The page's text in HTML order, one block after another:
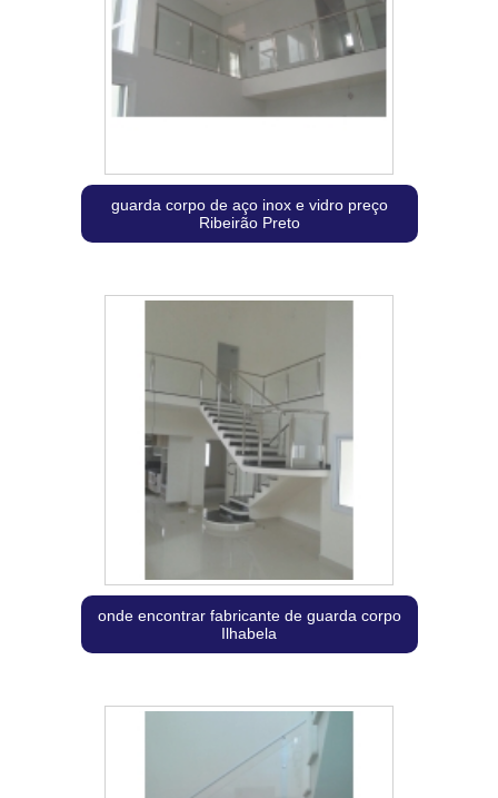
guarda corpo de aço inox e vidro preço
Ribeirão Preto
onde encontrar fabricante de guarda corpo
Ilhabela